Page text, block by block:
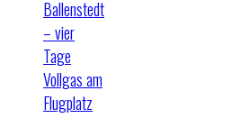
Ballenstedt
– vier
Tage
Vollgas am
Flugplatz